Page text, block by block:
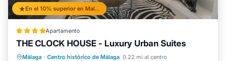
En el 10% superior en Malaga Historic Centre
Apartamento
THE CLOCK HOUSE - Luxury Urban Suites
Málaga · Centro histórico de Málaga 0.22 mi al centro
Bañera de hidromasaje
Aparcamiento